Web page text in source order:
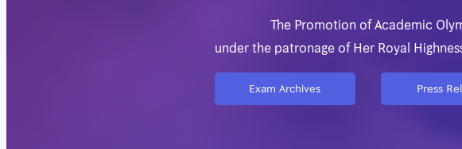
The Promotion of Academic
under the patronage of Her Royal
Exam Archives Press